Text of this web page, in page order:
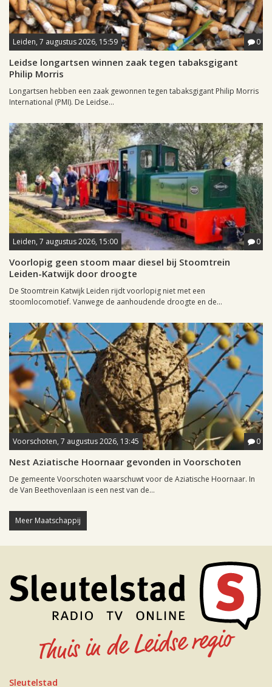
Leiden, 7 augustus 2026, 15:59 0
Leidse longartsen winnen zaak tegen tabaksgigant
Philip Morris
Longartsen hebben een zaak gewonnen tegen tabaksgigant Philip Morris
International (PMI). De Leidse...
Leiden, 7 augustus 2026, 15:00 0
Voorlopig geen stoom maar diesel bij Stoomtrein
Leiden-Katwijk door droogte
De Stoomtrein Katwijk Leiden rijdt voorlopig niet met een
stoomlocomotief. Vanwege de aanhoudende droogte en de...
Voorschoten, 7 augustus 2026, 13:45 0
Nest Aziatische Hoornaar gevonden in Voorschoten
De gemeente Voorschoten waarschuwt voor de Aziatische Hoornaar. In
de Van Beethovenlaan is een nest van de...
Meer Maatschappij
Sleutelstad